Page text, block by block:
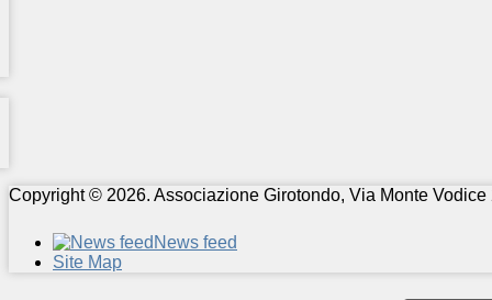
Copyright © 2026. Associazione Girotondo, Via Monte Vodice
News feed
Site Map